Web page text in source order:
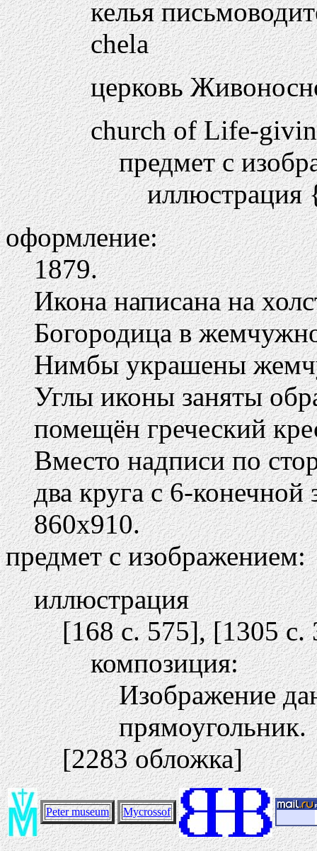
келья
chela
церковь
church of Life-
предмет с
иллюстрация
оформление:
1879.
Икона написана на
Богородица в
Нимбы украшены
Углы иконы заняты
помещён греческий
Вместо надписи по
два круга с 6-конечной
860х910.
предмет с изображением:
иллюстрация
[168 c. 575], [1305 c.
композиция:
Изображение
прямоугольник.
[2283 обложка]
Peter museum Mycrossof